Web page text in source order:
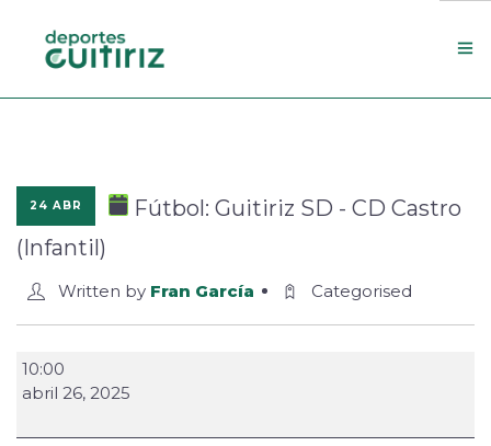
Actualidade
Contacto
Concello
24 ABR
Fútbol: Guitiriz SD - CD Castro
(Infantil)
Written by Fran García Categorised
10:00
abril 26, 2025